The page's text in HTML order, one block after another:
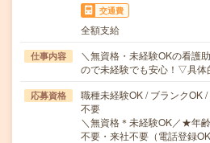
交通費
全額支給
仕事内容
＼無資格・未経験OKの看護
ので未経験でも安心！▽具
応募資格
職種未経験OK / ブランクOK
不要
＼無資格＊未経験OK／★年
不要・来社不要（電話登録